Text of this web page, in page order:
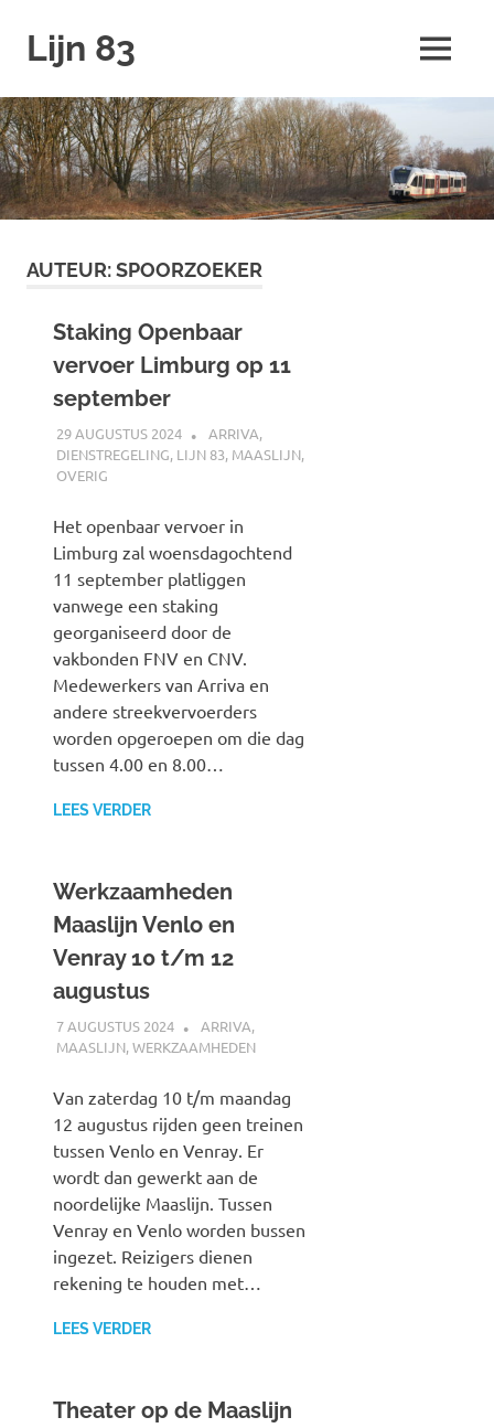
naar
inhoud
Lijn 83 MENU
AUTEUR:SPOORZOEKER
Staking Openbaar
vervoer Limburg op 11
september
29 AUGUSTUS 2024 SPOORZOEKER
ARRIVA,
DIENSTREGELING, LIJN 83, MAASLIJN,
OVERIG
Het openbaar vervoer in
Limburg zal woensdagochtend
11 september platliggen
vanwege een staking
georganiseerd door de
vakbonden FNV en CNV.
Medewerkers van Arriva en
andere streekvervoerders
worden opgeroepen om die dag
tussen 4.00 en 8.00…
LEES VERDER
Werkzaamheden
Maaslijn Venlo en
Venray 10 t/m 12
augustus
7 AUGUSTUS 2024 SPOORZOEKER
ARRIVA,
MAASLIJN,WERKZAAMHEDEN
Van zaterdag 10 t/m maandag
12 augustus rijden geen treinen
tussen Venlo en Venray. Er
wordt dan gewerkt aan de
noordelijke Maaslijn. Tussen
Venray en Venlo worden bussen
ingezet. Reizigers dienen
rekening te houden met…
LEES VERDER
Theater op de Maaslijn